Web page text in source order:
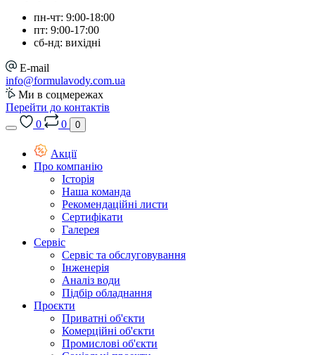
пн-чт: 9:00-18:00
пт: 9:00-17:00
сб-нд: вихідні
E-mail
info@formulavody.com.ua
Ми в соцмережах
Перейти до контактів
0
0 0
Акції
Про компанію
Історія
Наша команда
Рекомендаційні листи
Сертифікати
Галерея
Сервіс
Сервіс та обслуговування
Інженерія
Аналіз води
Підбір обладнання
Проєкти
Приватні об'єкти
Комерційні об'єкти
Промислові об'єкти